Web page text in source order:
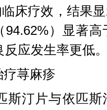
床疗效，结果
）显著
反应发生率更低
疗荨麻疹
斯汀片与依匹